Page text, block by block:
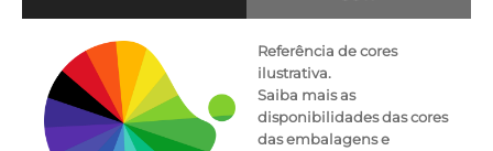
Referência de cores
ilustrativa.
Saiba mais as
disponibilidades das cores
das embalagens e